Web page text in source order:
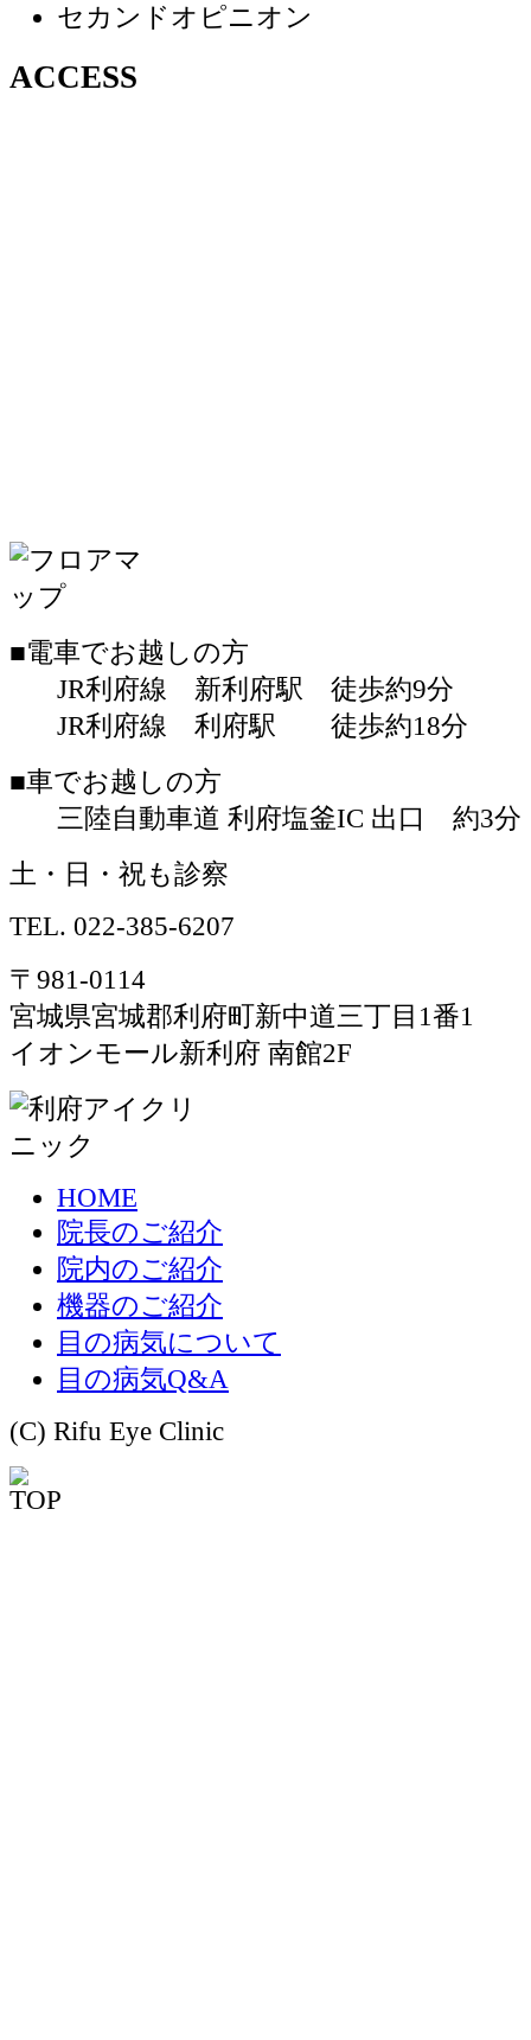
セカンドオピニオン
ACCESS
■電車でお越しの方
JR利府線 新利府駅 徒歩約9分
JR利府線 利府駅 徒歩約18分
■車でお越しの方
三陸自動車道 利府塩釜IC 出口 約3分
土・日・祝も診察
TEL. 022-385-6207
〒981-0114
宮城県宮城郡利府町新中道三丁目1番1
イオンモール新利府 南館2F
HOME
院長のご紹介
院内のご紹介
機器のご紹介
目の病気について
目の病気Q&A
(C) Rifu Eye Clinic